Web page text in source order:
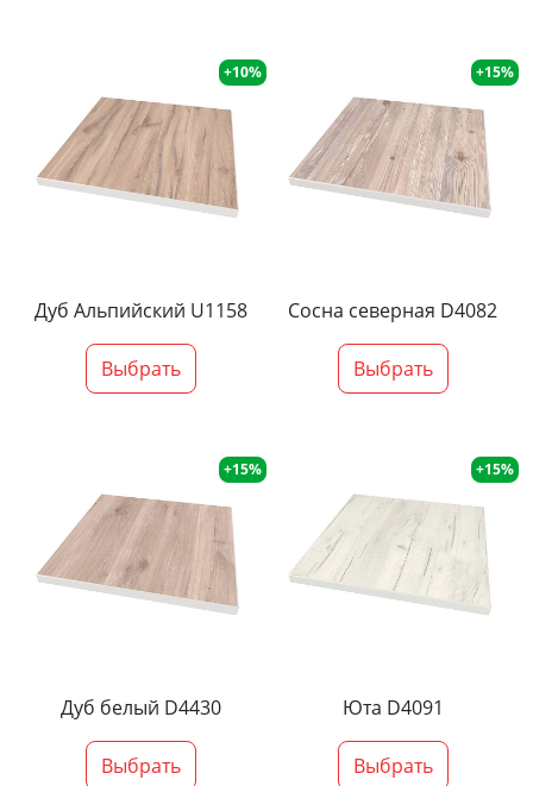
+10%
Дуб Альпийский U1158
Выбрать
+15%
Сосна северная D4082
Выбрать
+15%
Дуб белый D4430
Выбрать
+15%
Юта D4091
Выбрать